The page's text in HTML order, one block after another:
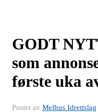
GODT
som
første uka
Postet av Melhus Idrettslag